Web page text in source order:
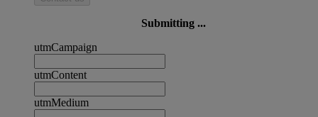
Submitting ...
utmCampaign
utmContent
utmMedium